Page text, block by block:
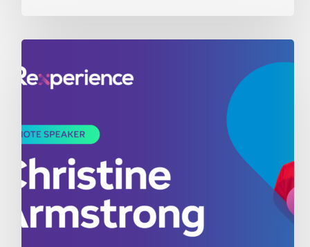
nas
su
prvom
mestu“
ne
znači
ništa
ako